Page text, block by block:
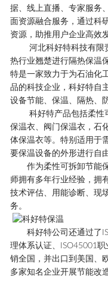
据、线上直播、专家服务
面资源融合服务，通过科
资源，助推用户企业高效
河北科好特科技有限责
热行业翘楚进行隔热保温
特是一家致力于为石油化
品的科技企业，科好特自
设备节能、保温、隔热、
科好特产品包括柔性
保温衣
阀门保温衣，石
体保温衣等。特别适用于
要保温设备的外形进行自
作为柔性可拆卸节能
师拥有多年行业经验，拥
技术评估、用能诊断、现
务。
科好特公司还通过了
理体系认证、ISO45001
销全国，并出口到美国、
多家知名企业开展节能改